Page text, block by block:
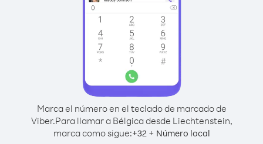
Marca el número en el teclado de marcado de
Viber.Para llamar a Bélgica desde Liechtenstein,
marca como sigue:+32+ Número local